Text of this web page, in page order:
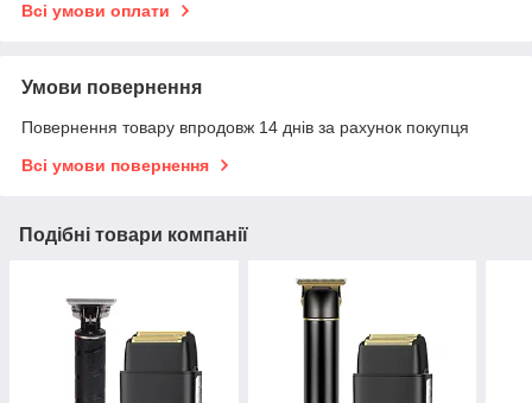
Всі умови оплати
Умови повернення
Повернення товару впродовж 14 днів за рахунок покупця
Всі умови повернення
Подібні товари компанії